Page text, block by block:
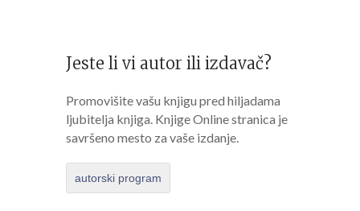
Jeste li vi autor ili izdavač?
Promovišite vašu knjigu pred hiljadama
ljubitelja knjiga. Knjige Online stranica je
savršeno mesto za vaše izdanje.
autorski program